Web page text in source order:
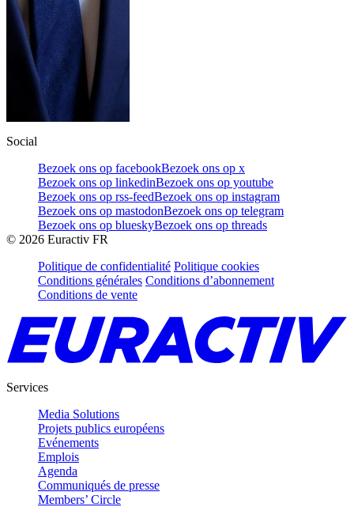
Social
Bezoek ons op facebookBezoek ons op x
Bezoek ons op linkedinBezoek ons op youtube
Bezoek ons op rss-feedBezoek ons op instagram
Bezoek ons op mastodonBezoek ons op telegram
Bezoek ons op blueskyBezoek ons op threads
© 2026 Euractiv FR
Politique de confidentialité Politique cookies
Conditions générales Conditions d’abonnement
Conditions de vente
Services
Media Solutions
Projets publics européens
Evénements
Emplois
Agenda
Communiqués de presse
Members’ Circle